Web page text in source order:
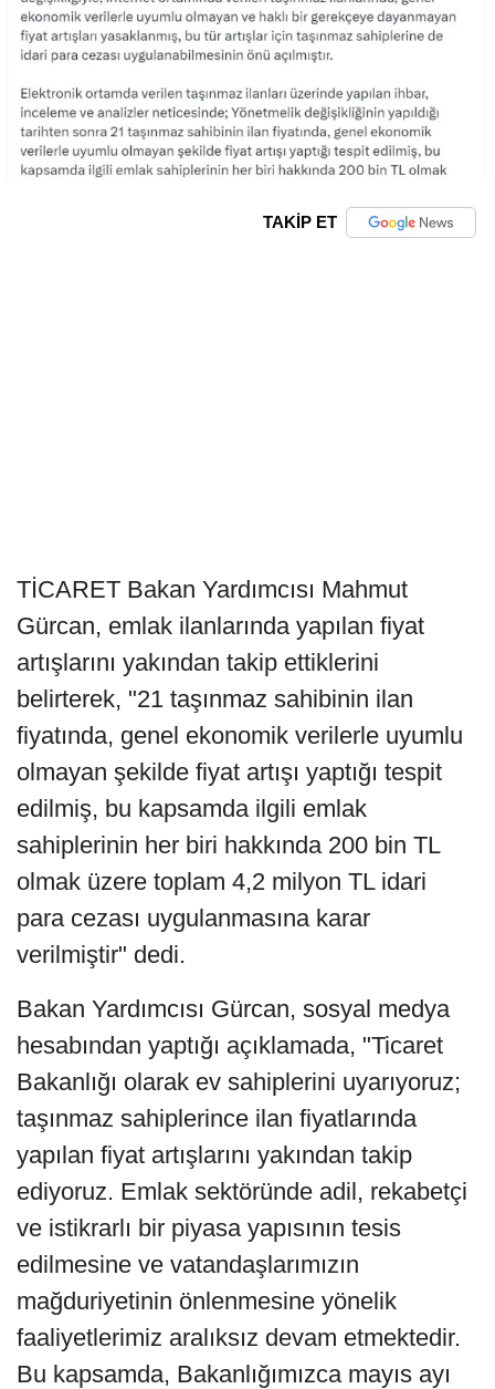
TAKİP ET
TİCARET Bakan Yardımcısı Mahmut
Gürcan, emlak ilanlarında yapılan fiyat
artışlarını yakından takip ettiklerini
belirterek, "21 taşınmaz sahibinin ilan
fiyatında, genel ekonomik verilerle uyumlu
olmayan şekilde fiyat artışı yaptığı tespit
edilmiş, bu kapsamda ilgili emlak
sahiplerinin her biri hakkında 200 bin TL
olmak üzere toplam 4,2 milyon TL idari
para cezası uygulanmasına karar
verilmiştir" dedi.
Bakan Yardımcısı Gürcan, sosyal medya
hesabından yaptığı açıklamada, "Ticaret
Bakanlığı olarak ev sahiplerini uyarıyoruz;
taşınmaz sahiplerince ilan fiyatlarında
yapılan fiyat artışlarını yakından takip
ediyoruz. Emlak sektöründe adil, rekabetçi
ve istikrarlı bir piyasa yapısının tesis
edilmesine ve vatandaşlarımızın
mağduriyetinin önlenmesine yönelik
faaliyetlerimiz aralıksız devam etmektedir.
Bu kapsamda, Bakanlığımızca mayıs ayı